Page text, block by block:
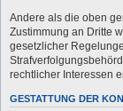
Andere als die oben
Zustimmung an Dritte
gesetzlicher
rechtlicher Interessen
GESTATTUNG DER